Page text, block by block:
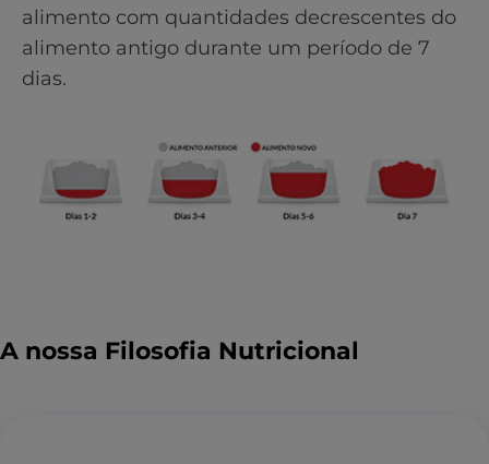
alimento com quantidades decrescentes do
alimento antigo durante um período de 7
dias.
A nossa Filosofia Nutricional